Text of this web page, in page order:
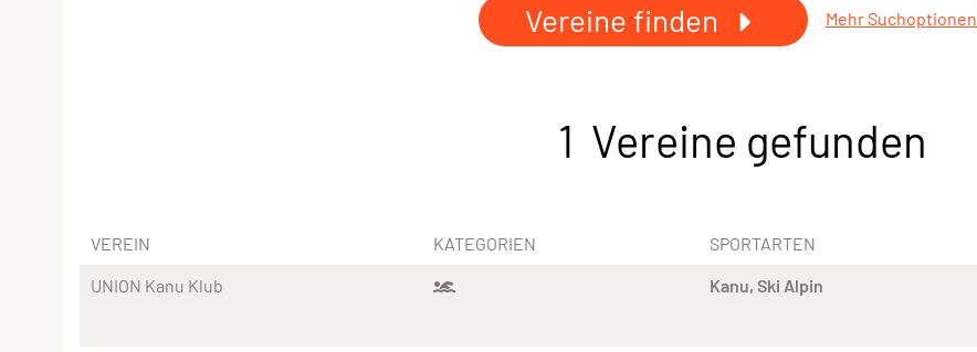
Vereine finden Mehr Suchoptionen
1 Vereine gefunden
VEREIN KATEGORIEN SPORTARTEN
UNION Kanu Klub
Kanu Ski Alpin